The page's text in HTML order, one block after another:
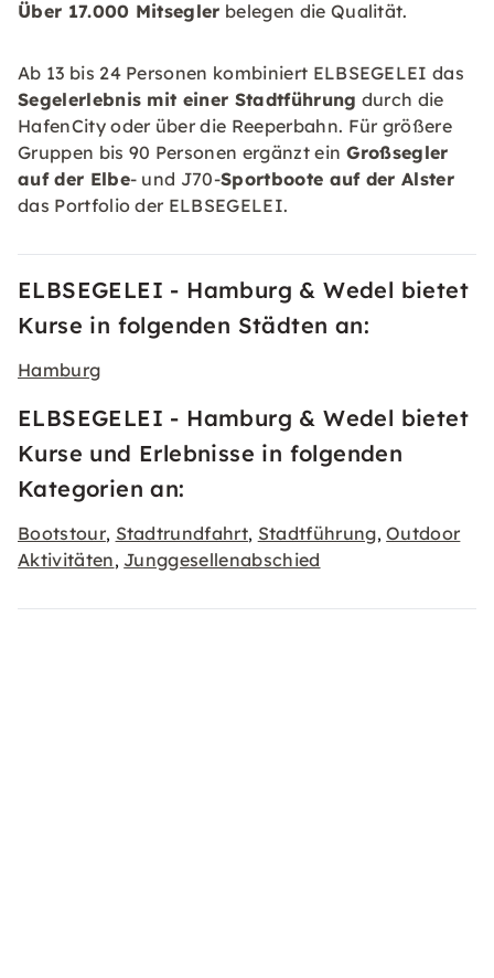
Über 17.000 Mitsegler belegen die Qualität.
Ab 13 bis 24 Personen kombiniert ELBSEGELEI das
Segelerlebnis mit einer Stadtführung durch die
HafenCity oder über die Reeperbahn. Für größere
Gruppen bis 90 Personen ergänzt ein Großsegler
auf der Elbe- und J70-Sportboote auf der Alster
das Portfolio der ELBSEGELEI.
ELBSEGELEI - Hamburg & Wedel bietet
Kurse in folgenden Städten an:
Hamburg
ELBSEGELEI - Hamburg & Wedel bietet
Kurse und Erlebnisse in folgenden
Kategorien an:
Bootstour, Stadtrundfahrt, Stadtführung,Outdoor
Aktivitäten, Junggesellenabschied